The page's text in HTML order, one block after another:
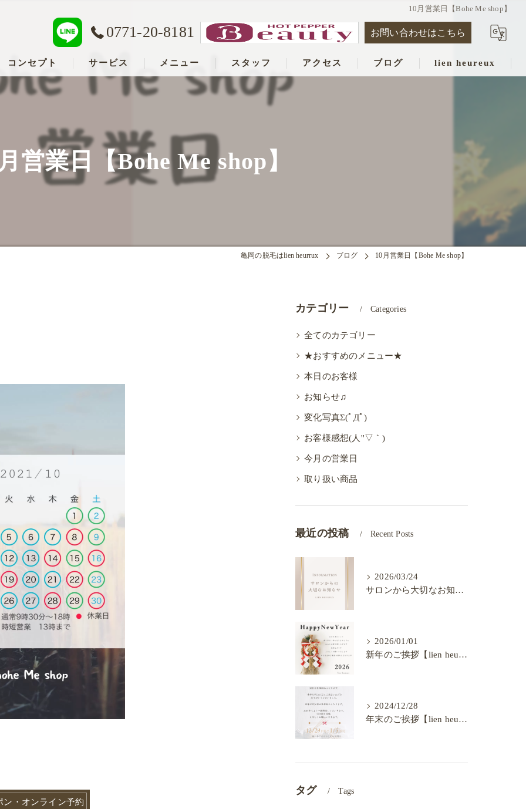
10月営業日【Bohe Me shop】
0771-20-8181 お問い合わせはこちら
コンセプト
亀岡の脱毛･lien heureux ByBohe Me shopの評判
亀岡の脱毛･lien heureux ByBohe Me shopのお客様の声
サービス メニュー スタッフ アクセス ブログ lien heureux
営業日【Bohe Me shop】
亀岡の脱毛はlien heurrux ブログ 10月営業日【Bohe Me shop】
ン・オンライン予約
カテゴリー Categories
全てのカテゴリー
★おすすめのメニュー★
本日のお客様
お知らせ♫
変化写真Σ(ﾟДﾟ)
お客様感想(人''▽｀)
今月の営業日
取り扱い商品
最近の投稿 Recent Posts
2026/03/24
サロンから大切なお知らせ【lien heureux】
2026/01/01
新年のご挨拶【lien heureux】
2024/12/28
年末のご挨拶【lien heureux】
タグ Tags